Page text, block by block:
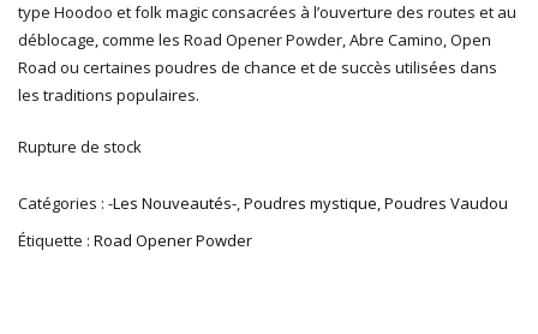
type Hoodoo et folk magic consacrées à l’ouverture des routes et au
déblocage, comme les Road Opener Powder, Abre Camino, Open
Road ou certaines poudres de chance et de succès utilisées dans
les traditions populaires.
Rupture de stock
Catégories : -Les Nouveautés-,Poudres mystique,Poudres Vaudou
Étiquette : Road Opener Powder